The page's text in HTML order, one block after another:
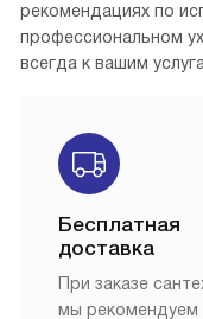
рекомендациях по
профессиональном
всегда к вашим
Бесплатная
доставка
При заказе
мы рекомендуем